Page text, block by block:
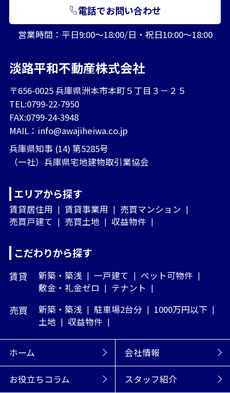
電話でお問い合わせ
営業時間：平日9:00～18:00/日・祝日10:00～18:00
淡路平和不動産株式会社
〒656-0025 兵庫県洲本市本町５丁目３－２５
TEL:0799-22-7950
FAX:0799-24-3948
MAIL： info@awajiheiwa.co.jp
兵庫県知事 (14) 第5285号
（一社）兵庫県宅地建物取引業協会
エリアから探す
賃貸居住用 賃貸事業用
売買マンション
売買戸建て
売買土地 収益物件
こだわりから探す
賃貸 新築・築浅 一戸建て
ペット可物件
敷金・礼金ゼロ
テナント
売買 新築・築浅 駐車場2台分
1000万円以下
土地
収益物件
ホーム 会社情報
お役立ちコラム スタッフ紹介